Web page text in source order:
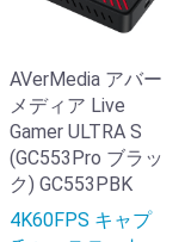
AVerMedia アバー
メディア Live
Gamer ULTRA S
(GC553Pro ブラッ
ク) GC553PBK
4K60FPS キャプ